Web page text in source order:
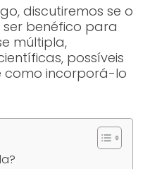
discutiremos se o
ser benéfico para
múltipla,
possíveis
como incorporá-lo